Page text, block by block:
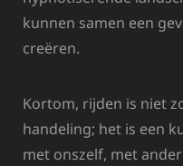
kunnen samen een
creëren.
Kortom, rijden is niet
handeling; het is een
met onszelf, met